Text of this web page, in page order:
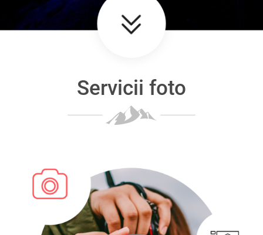
Servicii foto